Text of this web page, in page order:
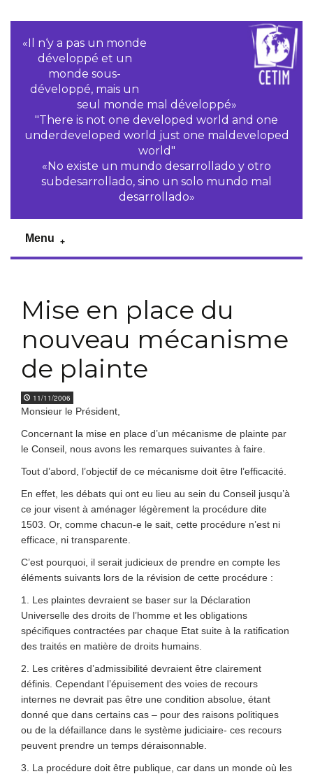
«Il n‘y a pas un monde
développé et un
monde sous-
développé, mais un
seul monde mal développé»
"There is not one developed world and one
underdeveloped world just one maldeveloped
world"
«No existe un mundo desarrollado y otro
subdesarrollado, sino un solo mundo mal
desarrollado»
Menu
Mise en place du
nouveau mécanisme
de plainte
11/11/2006
Monsieur le Président,
Concernant la mise en place d’un mécanisme de plainte par
le Conseil, nous avons les remarques suivantes à faire.
Tout d’abord, l’objectif de ce mécanisme doit être l’efficacité.
En effet, les débats qui ont eu lieu au sein du Conseil jusqu’à
ce jour visent à aménager légèrement la procédure dite
1503. Or, comme chacun-e le sait, cette procédure n’est ni
efficace, ni transparente.
C’est pourquoi, il serait judicieux de prendre en compte les
éléments suivants lors de la révision de cette procédure :
1. Les plaintes devraient se baser sur la Déclaration
Universelle des droits de l’homme et les obligations
spécifiques contractées par chaque Etat suite à la ratification
des traités en matière de droits humains.
2. Les critères d’admissibilité devraient être clairement
définis. Cependant l’épuisement des voies de recours
internes ne devrait pas être une condition absolue, étant
donné que dans certains cas – pour des raisons politiques
ou de la défaillance dans le système judiciaire- ces recours
peuvent prendre un temps déraisonnable.
3. La procédure doit être publique, car dans un monde où les